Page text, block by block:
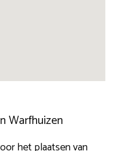
Warfhuizen